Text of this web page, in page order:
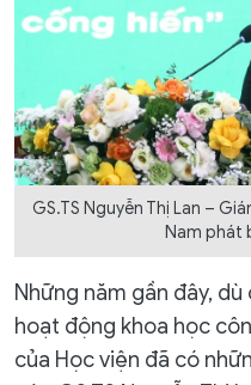
GS.TS Nguyễn Thị Lan –
Nam phát
Những năm gần đây,
hoạt động khoa học
của Học viện đã có